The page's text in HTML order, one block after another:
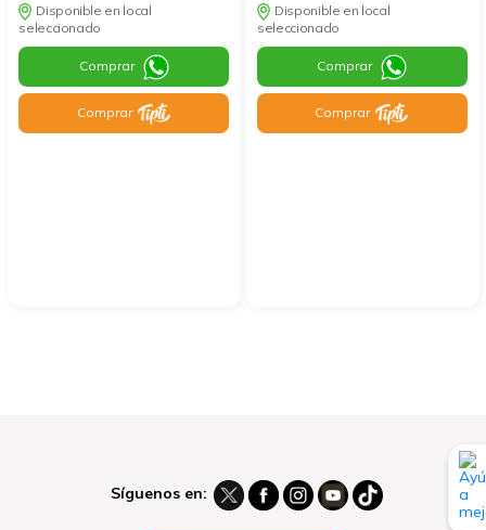
Disponible en local
seleccionado
Comprar
Comprar
Disponible en local
seleccionado
Comprar
Comprar
Síguenos en: